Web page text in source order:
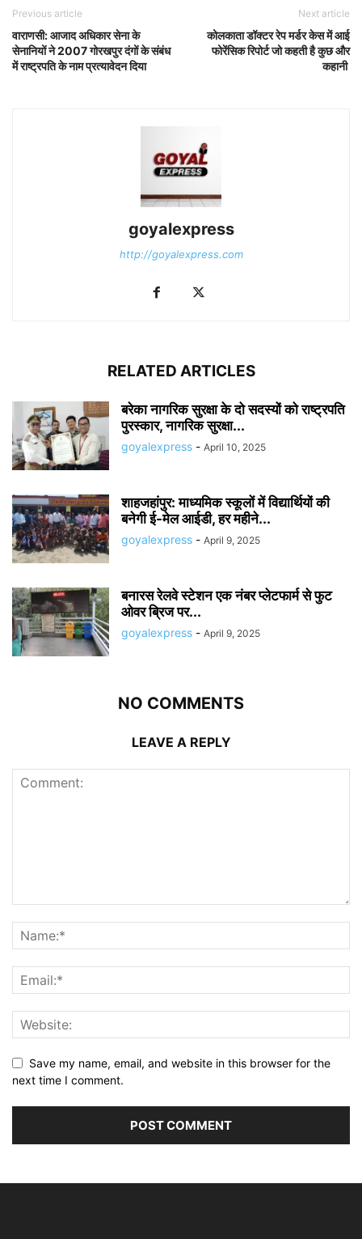
Previous article
वाराणसी: आजाद अधिकार सेना के
सेनानियों ने 2007 गोरखपुर दंगों के संबंध
में राष्ट्रपति के नाम प्रत्यावेदन दिया
Next article
कोलकाता डॉक्‍टर रेप मर्डर केस में आई
फोरेंसिक रिपोर्ट जो कहती है कुछ और
कहानी
goyalexpress
http://goyalexpress.com
RELATED ARTICLES
बरेका नागरिक सुरक्षा के दो सदस्यों को राष्ट्रपति
पुरस्कार, नागरिक सुरक्षा...
goyalexpress - April 10, 2025
शाहजहांपुर: माध्यमिक स्कूलाें में विद्यार्थियों की
बनेगी ई-मेल आईडी, हर महीने...
goyalexpress - April 9, 2025
बनारस रेलवे स्टेशन एक नंबर प्लेटफार्म से फुट
ओवर ब्रिज पर...
goyalexpress - April 9, 2025
NO COMMENTS
LEAVE A REPLY
Save my name, email, and website in this browser for the
next time I comment.